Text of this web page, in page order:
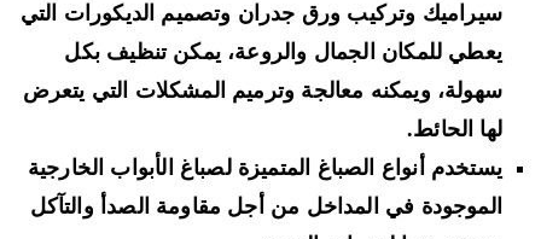
سيراميك وتركيب ورق جدران وتصميم الديكورات التي
يعطي للمكان الجمال والروعة، يمكن تنظيف بكل
سهولة، ويمكنه معالجة وترميم المشكلات التي يتعرض
لها الحائط.
يستخدم أنواع الصباغ المتميزة لصباغ الأبواب الخارجية
الموجودة في المداخل من أجل مقاومة الصدأ والتآكل